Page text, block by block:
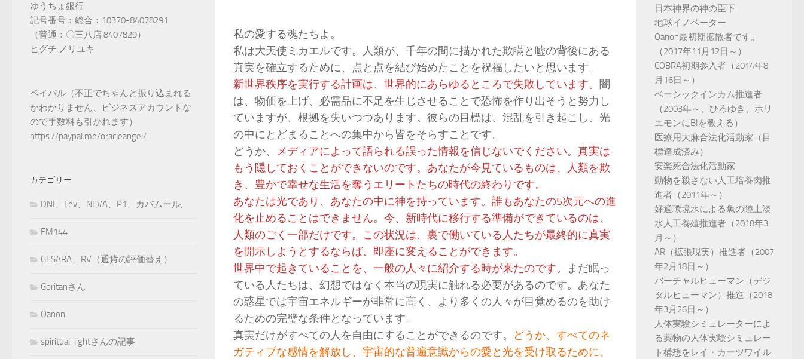
私の愛する魂たちよ。
私は大天使ミカエルです。人類が、千年の間に描かれた欺瞞と嘘の背後にある
真実を確立するために、点と点を結び始めたことを祝福したいと思います。
新世界秩序を実行する計画は、世界的にあらゆるところで失敗しています。 闇
は、物価を上げ、必需品に不足を生じさせることで恐怖を作り出そうと努力し
ていますが、根拠を失いつつあります。彼らの目標は、混乱を引き起こし、光
の中にとどまることへの集中から皆をそらすことです。
どうか、 メディアによって語られる誤った情報を信じないでください。真実は
もう隠しておくことができないのです。あなたが今見ているものは、人類を欺
き、豊かで幸せな生活を奪うエリートたちの時代の終わりです。
あなたは光であり、あなたの中に神を持っています。誰もあなたの5次元への進
化を止めることはできません。今、新時代に移行する準備ができているのは、
人類のごく一部だけです。この状況は、裏で働いている人たちが最終的に真実
を開示しようとするならば、即座に変えることができます。
世界中で起きていることを、一般の人々に紹介する時が来たのです。
まだ眠っ
ている人たちは、幻想ではなく本当の現実に触れる必要があるのです。あなた
の惑星では宇宙エネルギーが非常に高く、より多くの人々が目覚めるのを助け
るための完璧な条件となっています。
真実だけがすべての人を自由にすることができるのです。 どうか、すべてのネ
ガティブな感情を解放し、宇宙的な普遍意識からの愛と光を受け取るために、
ゆうちょ銀行
記号番号：総合：10370-84078291
（普通：〇三八店 8407829）
ヒグチ ノリユキ
ペイパル（不正でちゃんと振り込まれる
かわかりません、ビジネスアカウントな
ので手数料も引かれます）
https://paypal.me/oracleangel/
カテゴリー
DNI、Lev、NEVA、P1、カバムール,
FM144
GESARA、RV（通貨の評価替え）
Goritanさん
Qanon
spiritual-lightさんの記事
日本神界の神の臣下
地球イノベーター
Qanon最初期拡散者です。
（2017年11月12日～）
COBRA初期参入者（2014年8
月16日～）
ベーシックインカム推進者
（2003年～、ひろゆき、ホリ
エモンにBIを教える）
医療用大麻合法化活動家（目
標達成済み）
安楽死合法化活動家
動物を殺さない人工培養肉推
進者（2011年～）
好適環境水による魚の陸上淡
水人工養殖推進者（2018年3
月～）
AR（拡張現実）推進者（2007
年2月18日～）
バーチャルヒューマン（デジ
タルヒューマン）推進（2018
年3月26日～）
人体実験シミュレーターによ
る薬物の人体実験シミュレー
ト構想をレイ・カーツワイル